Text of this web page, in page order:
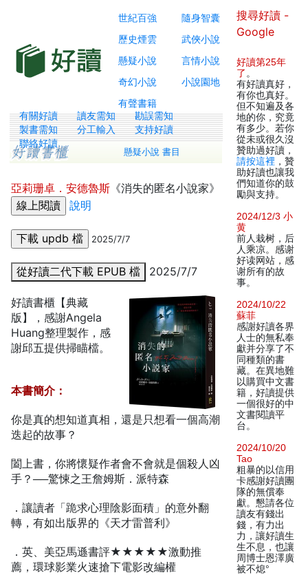
世紀百強
隨身智囊
歷史煙雲
武俠小說
懸疑小說
言情小說
奇幻小說
小說園地
有聲書籍
有關好讀 讀友需知
勘誤需知
製書需知
分工輸入
支持好讀
聯絡好讀
懸疑小說 書目
亞莉珊卓．安德魯斯 《消失的匿名小說家》
說明
2025/7/7
從好讀二代下載 EPUB 檔 2025/7/7
好讀書櫃【典藏
版】，感謝Angela
Huang整理製作，感
謝邱五提供掃瞄檔。
本書簡介：
你是真的想知道真相，還是只想看一個高潮
迭起的故事？
闔上書，你將懷疑作者會不會就是個殺人凶
手？──驚悚之王詹姆斯．派特森
．讓讀者「跪求心理陰影面積」的意外翻
轉，有如出版界的《天才雷普利》
．英、美亞馬遜書評★★★★★激動推
薦，環球影業火速搶下電影改編權
搜尋好讀 -
Google
好讀第25年
了 。
有好讀真好，
有你也真好。
但不知遍及各
地的你，究竟
有多少。若你
從未或很久沒
贊助過好讀，
請按這裡 ，贊
助好讀也讓我
們知道你的鼓
勵與支持。
2024/12/3 小
黄
前人栽树，后
人乘凉。感谢
好读网站，感
谢所有的故
事。
2024/10/22
蘇菲
感謝好讀各界
人士的無私奉
獻并分享了不
同種類的書
藏。在異地難
以購買中文書
籍，好讀提供
一個很好的中
文書閱讀平
台。
2024/10/20
Tao
粗暴的以信用
卡感謝好讀團
隊的無償奉
獻。懇請各位
讀友有錢出
錢，有力出
力，讓好讀生
生不息，也讓
周博士恩澤廣
被不熄°